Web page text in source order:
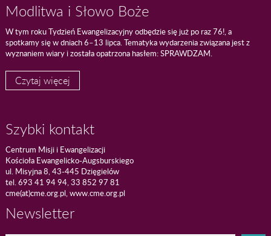
Modlitwa i Słowo Boże
W tym roku Tydzień Ewangelizacyjny odbędzie się już po raz 76!, a
spotkamy się w dniach 6–13 lipca. Tematyka wydarzenia związana jest z
wyznaniem wiary i została opatrzona hasłem: SPRAWDZAM.
Czytaj więcej
Szybki kontakt
Centrum Misji i Ewangelizacji
Kościoła Ewangelicko-Augsburskiego
ul. Misyjna 8, 43-445 Dzięgielów
tel. 693 41 94 94, 33 852 97 81
cme(at)cme.org.pl, www.cme.org.pl
Newsletter